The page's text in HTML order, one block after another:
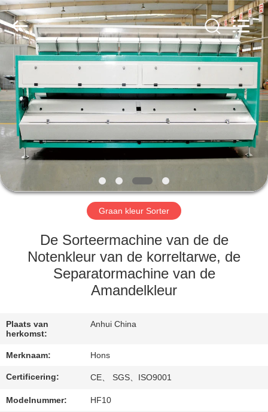
HUIS
PRODUCTEN
ONGEVEER
ONS
FABRIEKSREIS
KWALITEITSCONTROLE
CONTACTEER
VERZOEK
OM
CITAAT
Hongshi
Optoelectronic
High-
tech
Co.,Ltd.
All
Rights
Reserved.
Graan kleur Sorter
De Sorteermachine van de de
Notenkleur van de korreltarwe, de
Separatormachine van de
Amandelkleur
Plaats van
herkomst:
Anhui China
Merknaam: Hons
Certificering: CE、 SGS、ISO9001
Modelnummer: HF10